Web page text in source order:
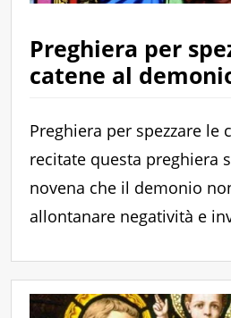
Preghiera per
catene al
Preghiera per spezzare le
recitate questa preghiera
novena che il demonio
allontanare negatività e